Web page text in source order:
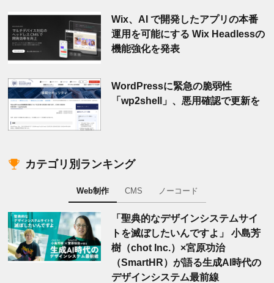
Wix、AI で開発したアプリの本番
運用を可能にする Wix Headlessの
機能強化を発表
WordPressに緊急の脆弱性
「wp2shell」、悪用確認で更新を
カテゴリ別ランキング
Web制作 CMS ノーコード
「聖典的なデザインシステムサイ
トを滅ぼしたいんですよ」 小島芳
樹（chot Inc.）×宮原功治
（SmartHR）が語る生成AI時代の
デザインシステム最前線